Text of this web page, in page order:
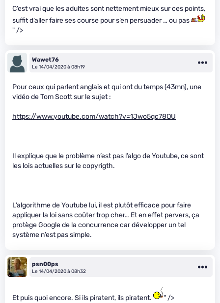
C’est vrai que les adultes sont nettement mieux sur ces points,
suffit d’aller faire ses course pour s’en persuader … ou pas
" />
Wawet76
Le 14/04/2020 à 08h19
Pour ceux qui parlent anglais et qui ont du temps (43mn), une
vidéo de Tom Scott sur le sujet :
https://www.youtube.com/watch?v=1Jwo5qc78QU
Il explique que le problème n’est pas l’algo de Youtube, ce sont
les lois actuelles sur le copyrigth.
L’algorithme de Youtube lui, il est plutôt efficace pour faire
appliquer la loi sans coûter trop cher… Et en effet pervers, ça
protège Google de la concurrence car développer un tel
système n’est pas simple.
psn00ps
Le 14/04/2020 à 08h32
Et puis quoi encore. Si ils piratent, ils piratent. " />